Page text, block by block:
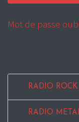
Mot de passe
RADIO
RADIO